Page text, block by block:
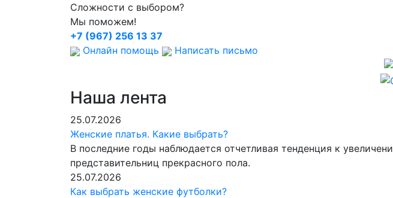
Сложности с выбором?
Мы поможем!
+7 (967) 256 13 37
Онлайн помощь
Написать письмо
Наша лента
25.07.2026
Женские платья. Какие выбрать?
В последние годы наблюдается отчетливая тенденция к
представительниц прекрасного пола.
25.07.2026
Как выбрать женские футболки?